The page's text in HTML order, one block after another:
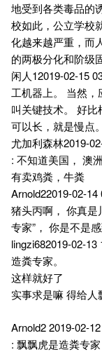
地受到各类毒品的
校如此，公立学校
化越来越严重，而
的两极分化和阶级
闲人12019-02-15
工机器上。 当然
叫关键技术。 好
可以长，就是慢点。
尤加利森林2019-
: 不知道美国， 澳
有卖鸡粪，牛粪
Arnold22019-02-14
猪头丙啊， 你真是
专家”， 你是不是
lingzi682019-02-
造粪专家。
这样就好了
实事求是嘛 得给人
Arnold2 2019-02-
: 飘飘虎是造粪专